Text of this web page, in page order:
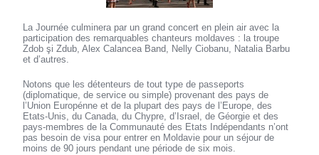
La Journée culminera par un grand concert en plein air avec la
participation des remarquables chanteurs moldaves : la troupe
Zdob şi Zdub, Alex Calancea Band, Nelly Ciobanu, Natalia Barbu
et d’autres.
Notons que les détenteurs de tout type de passeports
(diplomatique, de service ou simple) provenant des pays de
l’Union Europénne et de la plupart des pays de l’Europe, des
Etats-Unis, du Canada, du Chypre, d’Israel, de Géorgie et des
pays-membres de la Communauté des Etats Indépendants n’ont
pas besoin de visa pour entrer en Moldavie pour un séjour de
moins de 90 jours pendant une période de six mois.